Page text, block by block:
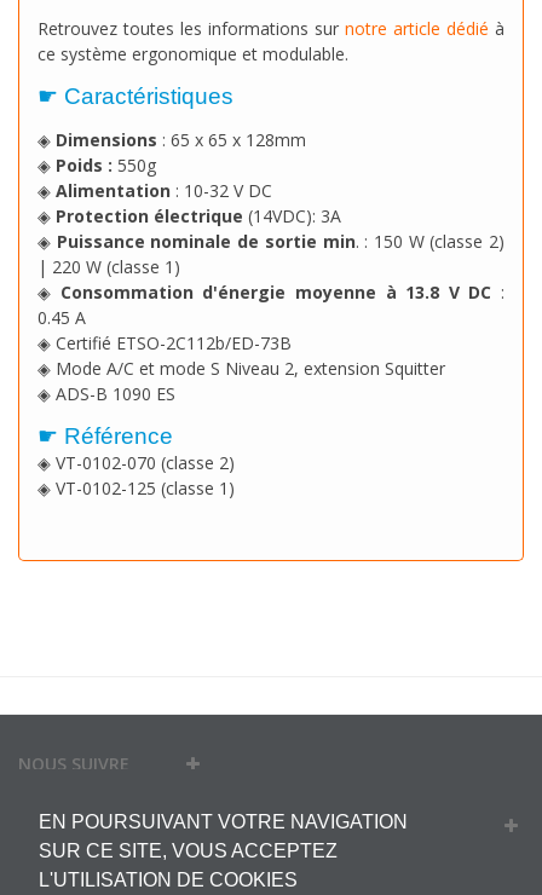
EN POURSUIVANT VOTRE NAVIGATION
SUR CE SITE, VOUS ACCEPTEZ
L'UTILISATION DE COOKIES
Retrouvez toutes les informations sur notre article dédié à
ce système ergonomique et modulable.
☛ Caractéristiques
◈ Dimensions : 65 x 65 x 128mm
◈ Poids : 550g
◈ Alimentation : 10-32 V DC
◈ Protection électrique (14VDC): 3A
◈ Puissance nominale de sortie min. : 150 W (classe 2)
| 220 W (classe 1)
◈ Consommation d'énergie moyenne à 13.8 V DC :
0.45 A
◈ Certifié ETSO-2C112b/ED-73B
◈ Mode A/C et mode S Niveau 2, extension Squitter
◈ ADS-B 1090 ES
☛ Référence
◈ VT-0102-070 (classe 2)
◈ VT-0102-125 (classe 1)
NOUS SUIVRE
MON COMPTE